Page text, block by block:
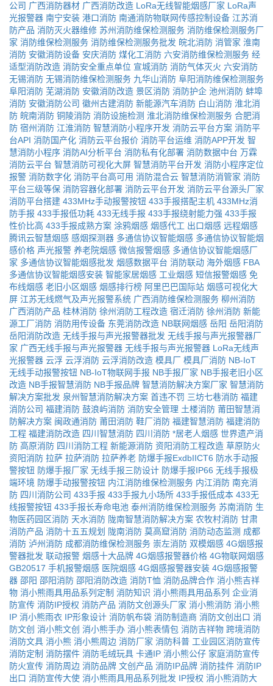
公司 广西消防器材 广西消防改造 LoRa无线智能烟感厂家 LoRa声
光报警器 南宁安装 港口消防 南通消防物联网传感控制设备 江苏消
防产品 消防灭火器维修 苏州消防维保检测服务 消防维保检测服务厂
家 消防维保检测服务 消防维保检测服务批发 皖北消防 消管家 淮南
消防 安徽消防设备 安庆消防 煤化工消防 六安消防维保检测服务 经
适型消防改造 消防安全重点单位 宣城消防 消防气体灭火 六安消防
无锡消防 无锡消防维保检测服务 九华山消防 阜阳消防维保检测服务
阜阳消防 芜湖消防 安徽消防改造 景区消防 消防护企 池州消防 蚌埠
消防 安徽消防公司 徽州古建消防 新能源汽车消防 白山消防 淮北消
防 皖南消防 铜陵消防 消防设施检测 淮北消防维保检测服务 合肥消
防 宿州消防 江淮消防 智慧消防小程序开发 消防云平台方案 消防平
台API 消防国产化 消防云平台报价 消防平台运维 消防APP开发 智
慧消防小程序 消防AI分析平台 消防私有化部署 消防数据中台 万霖
消防云平台 智慧消防可视化大屏 智慧消防平台开发 消防小程序定位
报警 消防数字化 消防平台高可用 消防混合云 智慧消防消管家 消防
平台三级等保 消防容器化部署 消防云平台开发 消防云平台源头厂家
消防平台搭建 433MHz手动报警按钮 433手报搭配主机 433MHz消
防手报 433手报低功耗 433无线手报 433手报绕射能力强 433手报
性价比高 433手报成熟方案 涂鸦烟感 烟感代工 出口烟感 远程烟感
腾讯云智慧烟感 感烟探测器 多通信协议智能烟感 多通信协议智能烟
感价格 声光报警 养老院烟感 微信报警烟感 多通信协议智能烟感厂
家 多通信协议智能烟感批发 烟感数据平台 消防联动 海外烟感 FBA
多通信协议智能烟感安装 智能家居烟感 工业烟感 短信报警烟感 免
布线烟感 老旧小区烟感 烟感排行榜 阿里巴巴国际站 烟感可视化大
屏 江苏无线燃气及声光报警系统 广西消防维保检测服务 柳州消防
广西消防产品 桂林消防 徐州消防工程改造 宿迁消防 徐州消防 新能
源工厂消防 消防用传设备 东莞消防改造 NB联网烟感 岳阳 岳阳消防
岳阳消防改造 无线手报与声光报警器批发 无线手报与声光报警器厂
家 广西无线手报与声光报警器 无线手报与声光报警器 LoRa无线声
光报警器 云浮 云浮消防 云浮消防改造 模具厂 模具厂消防 NB-IoT
无线手动报警按钮 NB-IoT物联网手报 NB手报厂家 NB手报老旧小区
改造 NB手报智慧消防 NB手报品牌 智慧消防解决方案厂家 智慧消防
解决方案批发 泉州智慧消防解决方案 首违不罚 三坊七巷消防 福建
消防公司 福建消防 鼓浪屿消防 消防安全管理 土楼消防 莆田智慧消
防解决方案 闽政通消防 莆田消防 鞋厂消防 福建智慧消防 福建消防
工程 福建消防改造 四川智慧消防 四川消防 *居老人烟感 世界遗产消
防 高原消防 四川消防工程 新能源消防 资阳消防工程改造 草原防火
资阳消防 拉萨 拉萨消防 拉萨养老 防爆手报ExdbIICT6 防水手动报
警按钮 防爆手报厂家 无线手报三防设计 防爆手报IP66 无线手报极
端环境 防爆手动报警按钮 内江消防维保检测服务 内江消防 南充消
防 四川消防公司 433手报 433手报九小场所 433手报低成本 433无
线报警按钮 433手报长寿命电池 泰州消防维保检测服务 苏南消防 生
物医药园区消防 天水消防 陇南智慧消防解决方案 农牧村消防 甘肃
消防产品 消防十五五规划 陇南消防 莫高窟消防 消防动态监测 成都
消防 泸州消防 成都消防维保检测服务 崇左消防 双模烟感 4G烟感报
警器批发 联动报警 烟感十大品牌 4G烟感报警器价格 4G物联网烟感
GB20517 手机报警烟感 医院烟感 4G烟感报警器安装 4G烟感报警
器 邵阳 邵阳消防 邵阳消防改造 消防T恤 消防品牌合作 消小熊吉祥
物 消小熊雨具用品系列定制 消防知识 消小熊雨具用品系列 企业消
防宣传 消防IP授权 消防产品 消防文创源头厂家 消小熊消防 消小熊
IP 消小熊雨衣 IP形象设计 消防帆布袋 消防制造商 消防文创出口 消
防文创 消小熊文创 消小熊手办 消小熊表情包 消防吉祥物 跨境消防
消防文具 消小熊 消小熊周边 消防厂家 消防科普 工业园区消防宣传
消防定制 消防摆件 消防毛绒玩具 卡通IP 消小熊公仔 家庭消防宣传
防火宣传 消防周边 消防品牌 文创产品 消防IP品牌 消防挂件 消防IP
出口 消防宣传大使 消小熊雨具用品系列批发 IP授权 消小熊消防大